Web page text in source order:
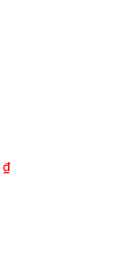
₫Giá
hiện